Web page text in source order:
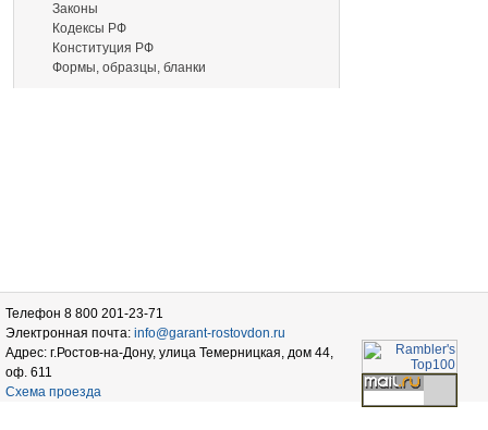
Законы
Кодексы РФ
Конституция РФ
Формы, образцы, бланки
Телефон 8 800 201-23-71
Электронная почта: info@garant-rostovdon.ru
Адрес: г.Ростов-на-Дону, улица Темерницкая, дом 44,
оф. 611
Схема проезда